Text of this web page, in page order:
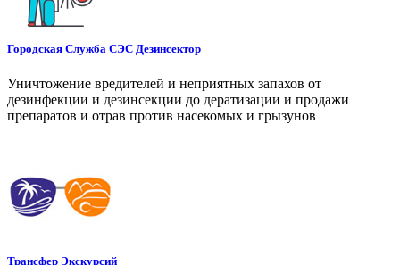
Городская Служба СЭС Дезинсектор
Уничтожение вредителей и неприятных запахов от
дезинфекции и дезинсекции до дератизации и продажи
препаратов и отрав против насекомых и грызунов
Трансфер Экскурсий